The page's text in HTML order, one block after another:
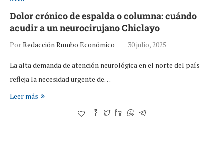
Dolor crónico de espalda o columna: cuándo
acudir a un neurocirujano Chiclayo
PorRedacción Rumbo Económico 30 julio, 2025
La alta demanda de atención neurológica en el norte del país
refleja la necesidad urgente de…
Leer más